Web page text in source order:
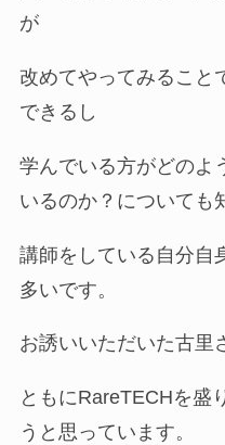
が
改めてやってみること
できるし
学んでいる方がどのよ
いるのか？についても
講師をしている自分自
多いです。
お誘いいただいた古里
ともにRareTECHを盛
うと思っています。